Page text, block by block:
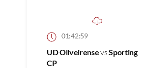
01:42:59
UD OliveirensevsSporting
CP